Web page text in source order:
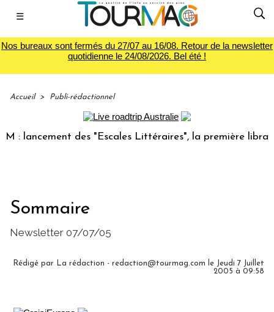
☰
Nos bureaux sont fermés du 27/07 au 16/08. Retour de la newsletter
quotidienne le 24/08/2026. Bel été !
Accueil > Publi-rédactionnel
lancement des "Escales Littéraires", la première librairie
Sommaire
Newsletter 07/07/05
Rédigé par La rédaction - redaction@tourmag.com le Jeudi 7 Juillet
2005 à 09:58